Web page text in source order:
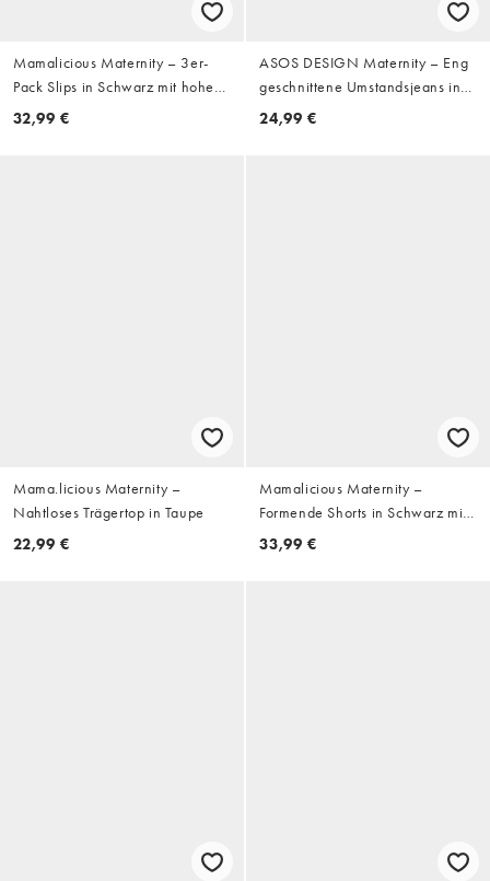
Mamalicious Maternity – 3er-
Pack Slips in Schwarz mit hoher
Taille und hohem Beinausschnitt,
32,99 €
ASOS DESIGN Maternity – Eng
geschnittene Umstandsjeans in
reinem Schwarz
24,99 €
Mama.licious Maternity –
Nahtloses Trägertop in Taupe
22,99 €
Mamalicious Maternity –
Formende Shorts in Schwarz mit
Überbauchbund, 2er-Pack,
33,99 €